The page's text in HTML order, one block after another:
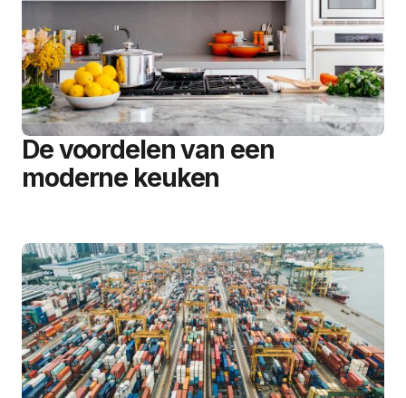
De voordelen van een
moderne keuken